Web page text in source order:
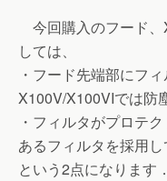
今回購入のフード、
しては、
・フード先端部にフ
X100V/X100VIでは防
・フィルタがプロテ
あるフィルタを採用し
という2点になります．